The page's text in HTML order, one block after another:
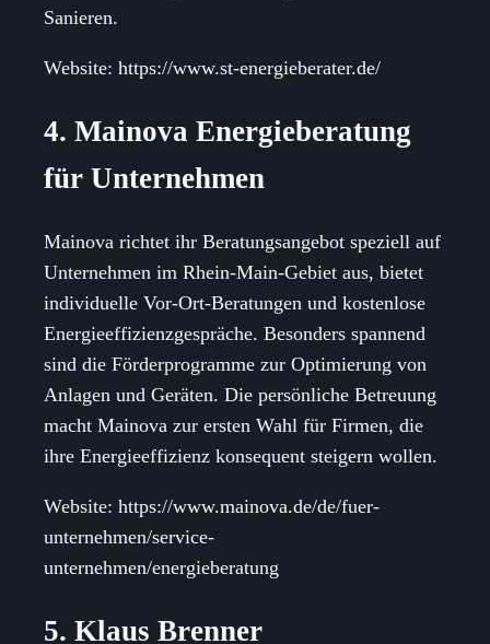
Sanieren.
Website: https://www.st-energieberater.de/
4. Mainova Energieberatung
für Unternehmen
Mainova richtet ihr Beratungsangebot speziell auf
Unternehmen im Rhein-Main-Gebiet aus, bietet
individuelle Vor-Ort-Beratungen und kostenlose
Energieeffizienzgespräche. Besonders spannend
sind die Förderprogramme zur Optimierung von
Anlagen und Geräten. Die persönliche Betreuung
macht Mainova zur ersten Wahl für Firmen, die
ihre Energieeffizienz konsequent steigern wollen.
Website: https://www.mainova.de/de/fuer-
unternehmen/service-
unternehmen/energieberatung
5. Klaus Brenner